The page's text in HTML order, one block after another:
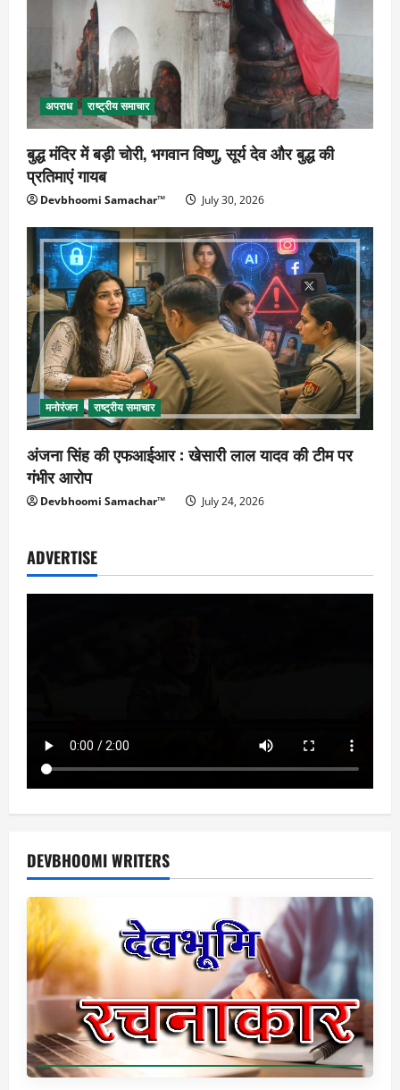
अपराध राष्ट्रीय समाचार
बुद्ध मंदिर में बड़ी चोरी, भगवान विष्णु, सूर्य देव और बुद्ध की
प्रतिमाएं गायब
Devbhoomi Samachar™ July 30, 2026
मनोरंजन राष्ट्रीय समाचार
अंजना सिंह की एफआईआर : खेसारी लाल यादव की टीम पर
गंभीर आरोप
Devbhoomi Samachar™ July 24, 2026
ADVERTISE
DEVBHOOMI WRITERS